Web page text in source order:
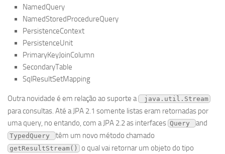
NamedQuery
NamedStoredProcedureQuery
PersistenceContext
PersistenceUnit
PrimaryKeyJoinColumn
SecondaryTable
SqlResultSetMapping
Outra novidade é em relação ao suporte a java.util.Stream
para consultas. Até a JPA 2.1 somente listas eram retornadas por
uma query, no entando, com a JPA 2.2 as interfaces Query and
TypedQuery têm um novo método chamado
getResultStream() o qual vai retornar um objeto do tipo